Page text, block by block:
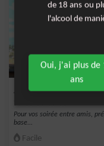
Apple Basil Blast
Pour vos soirée entre amis,
base...
Facile
de 18 ans ou
l'alcool de
Oui, j'ai plus de
ans